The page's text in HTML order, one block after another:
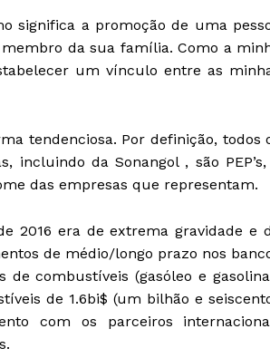
significa a promoção de uma
da sua família. Como a
um vínculo entre as
tendenciosa. Por definição, todos
incluindo da Sonangol , são PEP’s,
das empresas que representam.
2016 era de extrema gravidade e
de médio/longo prazo nos
de combustíveis (gasóleo e
de 1.6bi$ (um bilhão e
com os parceiros